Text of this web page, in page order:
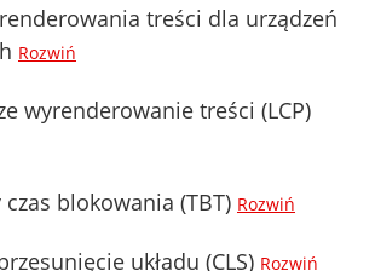
treści dla urządzeń
Rozwiń
wyrenderowanie treści (LCP)
czas blokowania (TBT) Rozwiń
układu (CLS) Rozwiń